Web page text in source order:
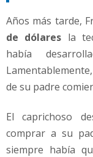
Años más tarde,
de dólares la
había
de su padre
El caprichoso
comprar a su
siempre había